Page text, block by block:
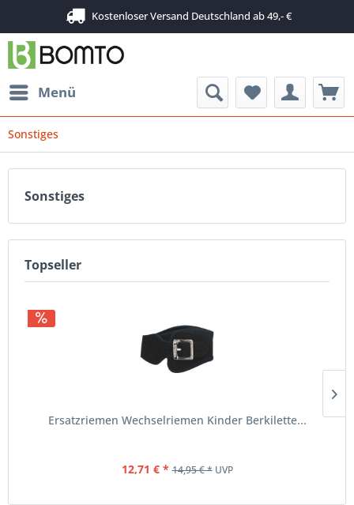
Kostenloser Versand Deutschland ab 49,- €
Menü
Sonstiges
Sonstiges
Topseller
Ersatzriemen Wechselriemen Kinder Berkilette...
12,71 € * 14,95 € *UVP